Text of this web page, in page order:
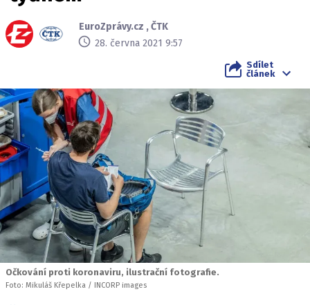
EuroZprávy.cz ,ČTK
28. června 2021 9:57
Sdílet
článek
Očkování proti koronaviru, ilustrační fotografie.
Foto: Mikuláš Křepelka / INCORP images